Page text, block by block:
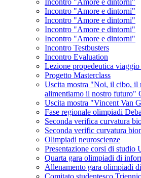
Incontro "Amore e dintorni"
Incontro "Amore e dintorni"
Incontro "Amore e dintorni"
Incontro "Amore e dintorni"
Incontro "Amore e dintorni"
Incontro Testbusters
Incontro Evaluation
Lezione propedeutica
Progetto Masterclass
Uscita mostra "Noi, il cibo, il
alimentiamo il nostro futuro"
Uscita mostra "Vincent Van
Fase regionale olimpiadi
Seconda verifica curvatura
Seconda verific curvatura
Olimpiadi neuroscienze
Presentazione corsi di studio
Quarta gara olimpiadi di
Allenamento gara olimpiadi